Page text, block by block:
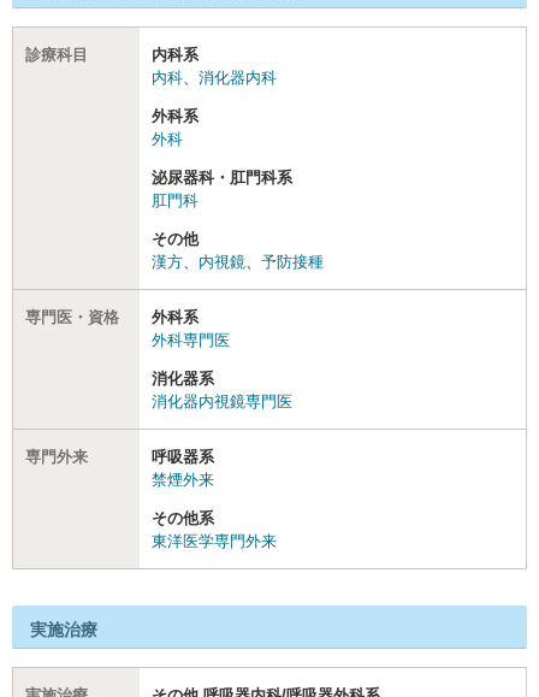
診療科目
内科系
内科
消化器内科
外科系
外科
泌尿器科・肛門科系
肛門科
その他
漢方
内視鏡 予防接種
専門医・資格
外科系
外科専門医
消化器系
消化器内視鏡専門医
専門外来
呼吸器系
禁煙外来
その他系
東洋医学専門外来
実施治療